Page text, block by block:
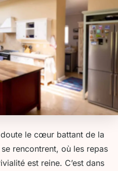
le cœur battant de la
rencontrent, où les repas
est reine. C’est dans